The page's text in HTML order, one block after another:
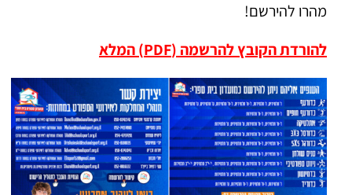
מהרו להירשם!
להורדת הקובץ להרשמה (PDF) המלא